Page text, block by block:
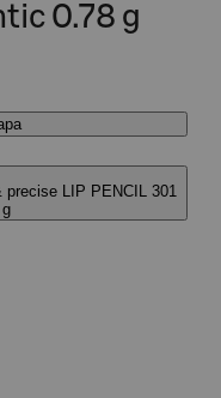
0.78 g
LIP PENCIL 301